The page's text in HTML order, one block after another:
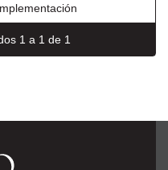
1 a 1 de 1